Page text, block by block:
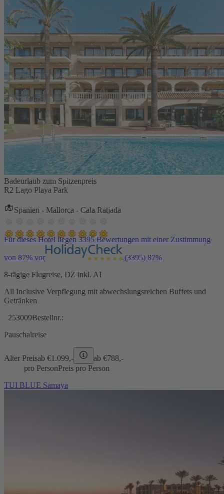
Badeurlaub zum Spitzenpreis
R2 Lago Playa Park
Spanien - Mallorca - Cala Ratjada
Für dieses Hotel liegen 3395 Bewertungen mit einer Zustimmung
von 87% vor (3395) 87%
8-tägige Flugreise, DZ inkl. AI
All Inclusive Verpflegung mit abwechslungsreichen Buffets und
Getränken
253009Bestellnr.:
Pauschalreise
Alter Preisab €1.099,- ab €788,-
pro PersonPreis pro Person
TUI BLUE Samaya